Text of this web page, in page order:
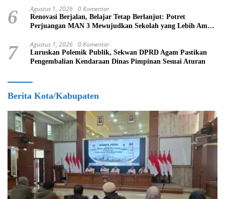
6 Agustus 1, 2026 0 Komentar
Renovasi Berjalan, Belajar Tetap Berlanjut: Potret
Perjuangan MAN 3 Mewujudkan Sekolah yang Lebih Aman
7 Agustus 1, 2026 0 Komentar
Luruskan Polemik Publik, Sekwan DPRD Agam Pastikan
Pengembalian Kendaraan Dinas Pimpinan Sesuai Aturan
Berita Kota/Kabupaten